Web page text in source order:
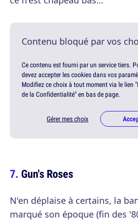
Contenu bloqué par vos
Ce contenu est fourni par un service tiers.
devez accepter les cookies dans vos
Modifiez ce choix à tout moment via le lien
de la Confidentialité" en bas de page.
Gérer mes choix
Gun's Roses
N'en déplaise à certains, la
marqué son époque (fin des